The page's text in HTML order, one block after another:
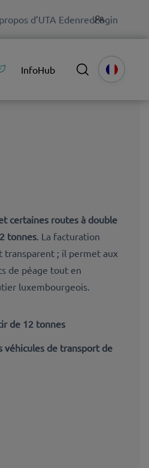
d’UTA EdenredLogin
InfoHub
certaines routes à double
tonnes. La facturation
transparent ; il permet aux
de péage tout en
luxembourgeois.
de 12 tonnes
véhicules de transport de